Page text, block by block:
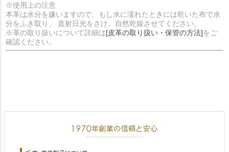
※使用上の注意
本革は水分を嫌いますので、もし水に濡れたときには乾いた布で水
分をふき取り、 直射日光をさけ、自然乾燥させてください。
※革の取り扱いについて詳細は[皮革の取り扱い・保管の方法]をご
確認ください。